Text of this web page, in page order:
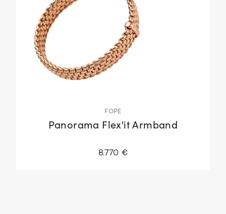
FOPE
Panorama Flex'it Armband
8.770 €